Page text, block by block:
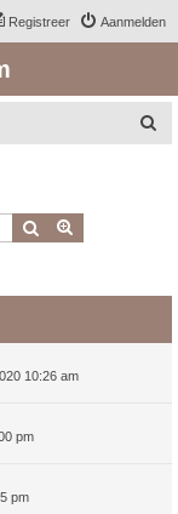
Aanmelden
Registreer
Zoek
10:26 am
pm
pm